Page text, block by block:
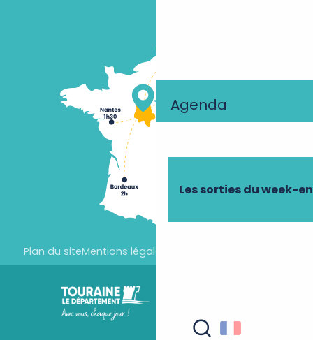
Agenda
Les sorties du week-
Plan du siteMentions légales